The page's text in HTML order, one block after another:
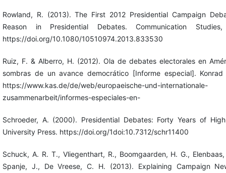
Rowland, R. (2013). The First 2012 Presidential Campaign
Reason in Presidential Debates. Communication
https://doi.org/10.1080/10510974.2013.833530
Ruiz, F. & Alberro, H. (2012). Ola de debates electorales en
sombras de un avance democrático [Informe especial].
https://www.kas.de/de/web/europaeische-und-internationale-
zusammenarbeit/informes-especiales-en-
Schroeder, A. (2000). Presidential Debates: Forty Years of
University Press. https://doi.org/1doi:10.7312/schr11400
Schuck, A. R. T., Vliegenthart, R., Boomgaarden, H. G.,
Spanje, J., De Vreese, C. H. (2013). Explaining Campaign